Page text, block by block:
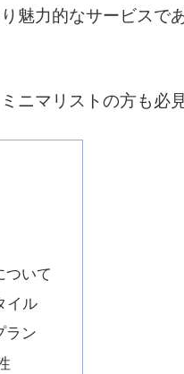
魅力的なサービスで
ニマリストの方も必見
ついて
イル
ラン